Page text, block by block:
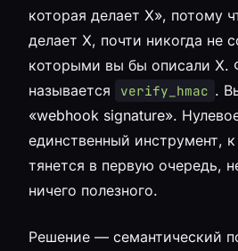
которая делает X», потому
делает X, почти никогда не
которыми вы бы описали X.
называется
verify_hmac .
«webhook signature».
единственный инструмент,
тянется в первую очередь,
ничего полезного.
Решение — семантический